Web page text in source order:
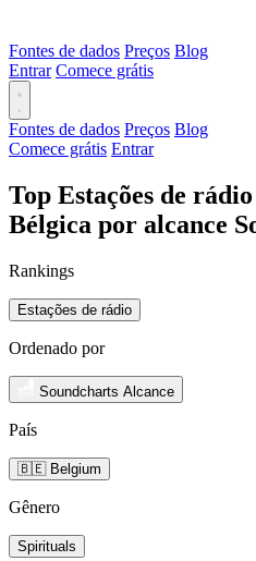
Fontes de dados Preços Blog
Entrar Comece grátis
Fontes de dados Preços Blog
Comece grátis Entrar
Top Estações de
Bélgica por alcance
Rankings
Estações de rádio
Ordenado por
Soundcharts Alcance
País
🇧🇪 Belgium
Gênero
Spirituals